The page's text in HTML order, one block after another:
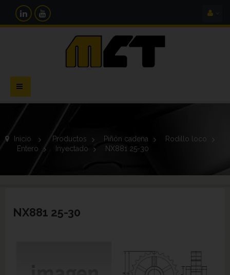
Navegación
Toggle
Inicio > Productos > Piñón cadena >
Rodillo loco
Entero > Inyectado > NX881 25-30
NX881 25-30